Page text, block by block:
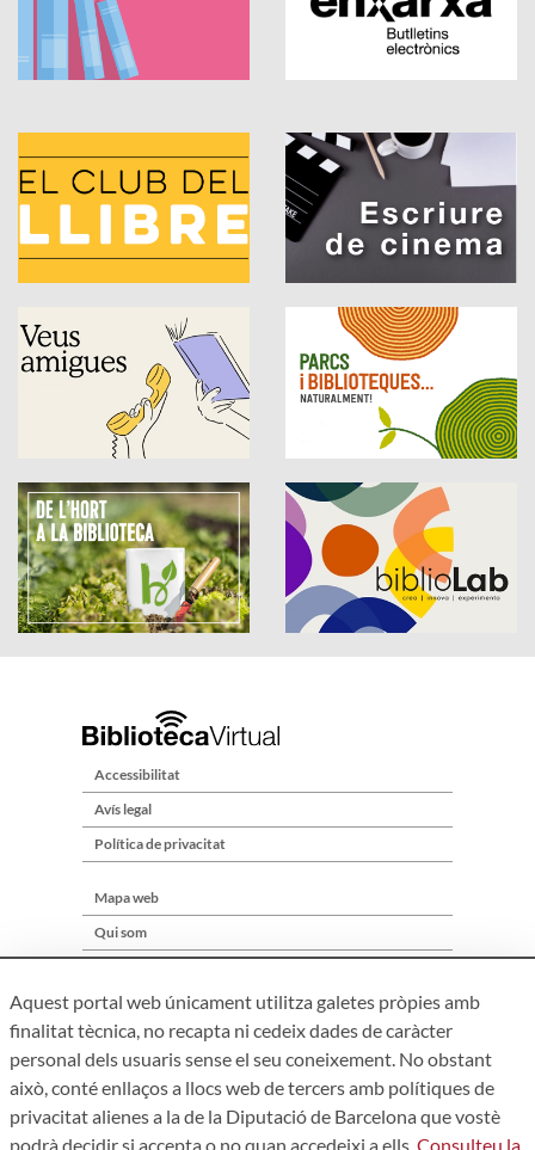
Accessibilitat
Avís legal
Política de privacitat
Mapa web
Qui som
Aquest portal web únicament utilitza galetes pròpies amb
finalitat tècnica, no recapta ni cedeix dades de caràcter
personal dels usuaris sense el seu coneixement. No obstant
això, conté enllaços a llocs web de tercers amb polítiques de
privacitat alienes a la de la Diputació de Barcelona que vostè
podrà decidir si accepta o no quan accedeixi a ells. Consulteu la